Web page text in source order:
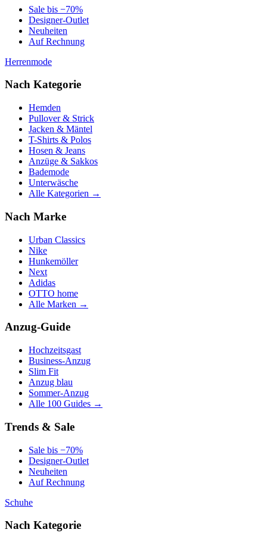
Sale bis −70%
Designer-Outlet
Neuheiten
Auf Rechnung
Herrenmode
Nach Kategorie
Hemden
Pullover & Strick
Jacken & Mäntel
T-Shirts & Polos
Hosen & Jeans
Anzüge & Sakkos
Bademode
Unterwäsche
Alle Kategorien →
Nach Marke
Urban Classics
Nike
Hunkemöller
Next
Adidas
OTTO home
Alle Marken →
Anzug-Guide
Hochzeitsgast
Business-Anzug
Slim Fit
Anzug blau
Sommer-Anzug
Alle 100 Guides →
Trends & Sale
Sale bis −70%
Designer-Outlet
Neuheiten
Auf Rechnung
Schuhe
Nach Kategorie